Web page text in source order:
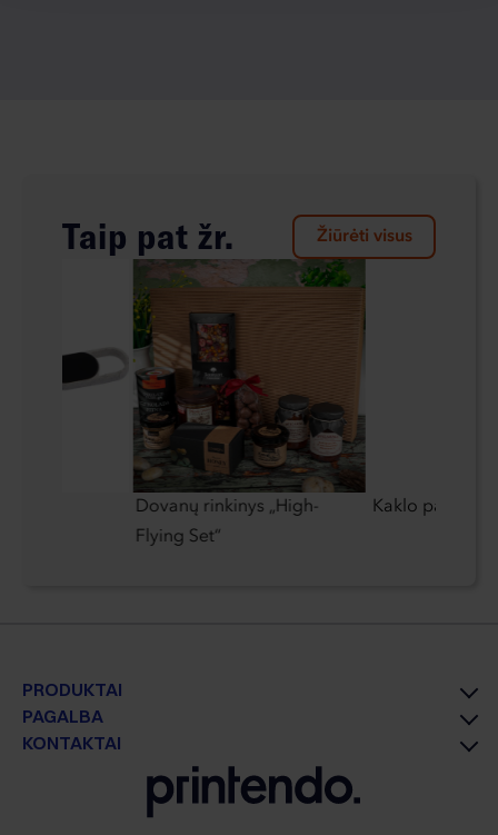
Taip pat žr. Žiūrėti visus
Dovanų rinkinys „High-
Flying Set“
Kaklo pagalvė
PRODUKTAI
PAGALBA
KONTAKTAI